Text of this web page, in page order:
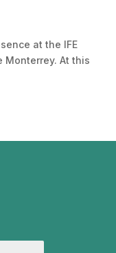
at the IFE
Monterrey. At this